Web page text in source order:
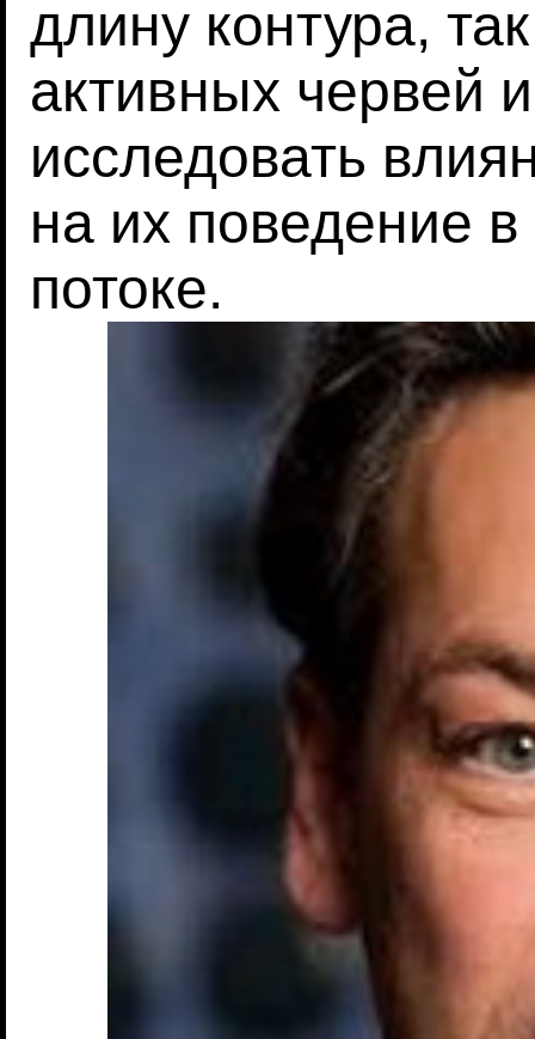
длину контура,
активных червей
исследовать
на их поведение
потоке.